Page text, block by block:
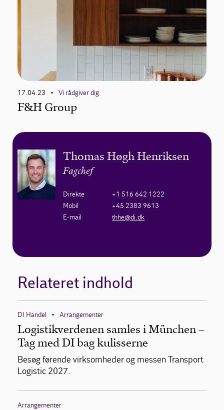
17.04.23 • Vi rådgiver dig
F&H Group
Thomas Høgh Henriksen
Fagchef
Direkte
+1 516 642 1222
Mobil
+45 2383 9613
E-mail
thhe@di.dk
Relateret indhold
DI Handel • Arrangementer
Logistikverdenen samles i München –
Tag med DI bag kulisserne
Besøg førende virksomheder og messen Transport
Logistic 2027.
Arrangementer